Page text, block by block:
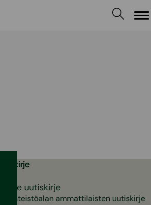
Uutiskirje
Valitse uutiskirje
Kiinteistöalan ammattilaisten uutiskirje